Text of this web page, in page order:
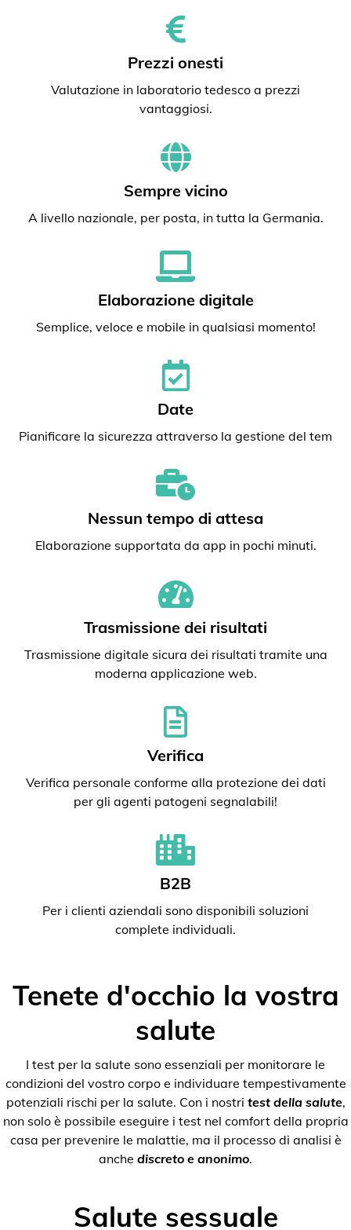
Prezzi onesti
Valutazione in laboratorio tedesco a prezzi
vantaggiosi.
Sempre vicino
A livello nazionale, per posta, in tutta la Germania.
Elaborazione digitale
Semplice, veloce e mobile in qualsiasi momento!
Date
Pianificare la sicurezza attraverso la gestione del tem
Nessun tempo di attesa
Elaborazione supportata da app in pochi minuti.
Trasmissione dei risultati
Trasmissione digitale sicura dei risultati tramite una
moderna applicazione web.
Verifica
Verifica personale conforme alla protezione dei dati
per gli agenti patogeni segnalabili!
B2B
Per i clienti aziendali sono disponibili soluzioni
complete individuali.
Tenete d'occhio la vostra
salute
I test per la salute sono essenziali per monitorare le
condizioni del vostro corpo e individuare tempestivamente
potenziali rischi per la salute. Con i nostri test della salute,
non solo è possibile eseguire i test nel comfort della propria
casa per prevenire le malattie, ma il processo di analisi è
anche discreto e anonimo.
Salute sessuale